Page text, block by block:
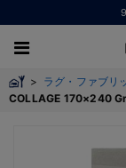
> ラグ・ファブリ
COLLAGE 170×240